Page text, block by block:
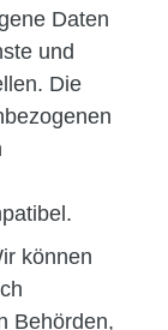
Daten
und
Die
können
Behörden,